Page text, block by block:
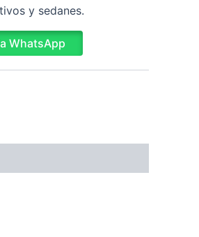
y sedanes.
WhatsApp